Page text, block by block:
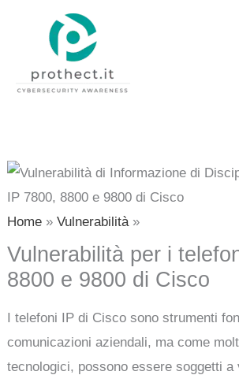
contenuto
Home Vulnerabilità
Vulnerabilità per i
8800 e 9800 di Cisco
I telefoni IP di Cisco sono strumenti
comunicazioni aziendali, ma come
tecnologici, possono essere soggetti a